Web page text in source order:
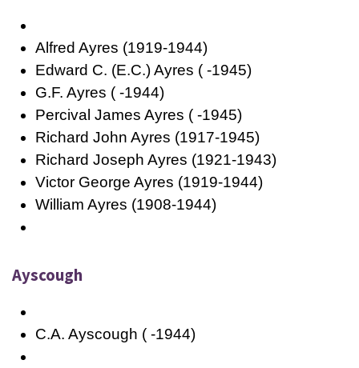
Alfred Ayres (1919-1944)
Edward C. (E.C.) Ayres ( -1945)
G.F. Ayres ( -1944)
Percival James Ayres ( -1945)
Richard John Ayres (1917-1945)
Richard Joseph Ayres (1921-1943)
Victor George Ayres (1919-1944)
William Ayres (1908-1944)
Ayscough
C.A. Ayscough ( -1944)